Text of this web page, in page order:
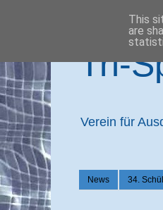
Tri-
Verein für
News 34.
This
are